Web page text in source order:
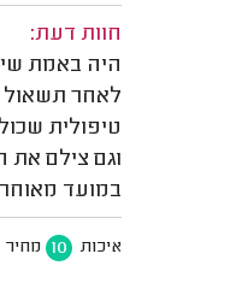
חוות דעת:
היה באמת
לאחר תשאול
טיפולית
וגם צילם את
במועד מאוחר
איכות 10 מחיר